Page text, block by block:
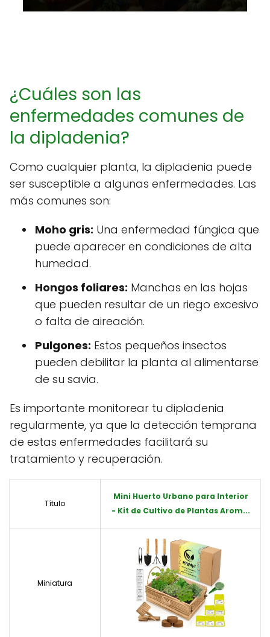
¿Cuáles son las
enfermedades comunes de
la dipladenia?
Como cualquier planta, la dipladenia puede
ser susceptible a algunas enfermedades. Las
más comunes son:
Moho gris: Una enfermedad fúngica que
puede aparecer en condiciones de alta
humedad.
Hongos foliares: Manchas en las hojas
que pueden resultar de un riego excesivo
o falta de aireación.
Pulgones: Estos pequeños insectos
pueden debilitar la planta al alimentarse
de su savia.
Es importante monitorear tu dipladenia
regularmente, ya que la detección temprana
de estas enfermedades facilitará su
tratamiento y recuperación.
Título
Mini Huerto Urbano para Interior
- Kit de Cultivo de Plantas Arom...
Miniatura